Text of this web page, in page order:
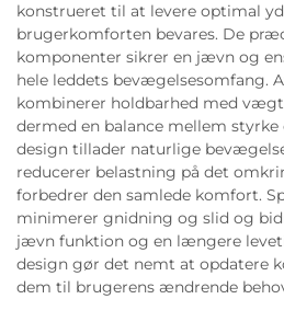
konstrueret til at levere optimal
brugerkomforten bevares. De
komponenter sikrer en jævn og
hele leddets bevægelsesomfang.
kombinerer holdbarhed med
dermed en balance mellem
design tillader naturlige
reducerer belastning på det
forbedrer den samlede komfort.
minimerer gnidning og slid og
jævn funktion og en længere
design gør det nemt at opdatere
dem til brugerens ændrende